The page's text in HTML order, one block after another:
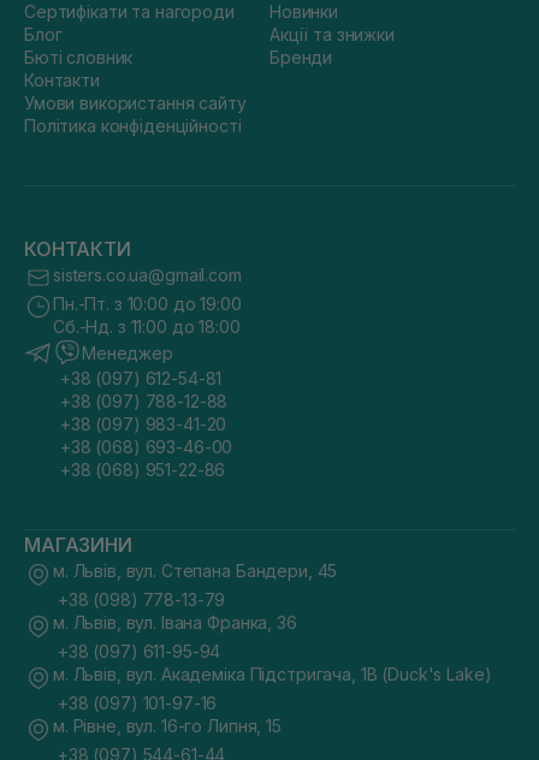
Сертифікати та нагороди
Блог
Бюті словник
Контакти
Умови використання сайту
Політика конфіденційності
Новинки
Акції та знижки
Бренди
КОНТАКТИ
sisters.co.ua@gmail.com
Пн.-Пт. з 10:00 до 19:00
Сб.-Нд. з 11:00 до 18:00
Менеджер
+38 (097) 612-54-81
+38 (097) 788-12-88
+38 (097) 983-41-20
+38 (068) 693-46-00
+38 (068) 951-22-86
МАГАЗИНИ
м. Львів, вул. Степана Бандери, 45
+38 (098) 778-13-79
м. Львів, вул. Івана Франка, 36
+38 (097) 611-95-94
м. Львів, вул. Академіка Підстригача, 1В (Duck's Lake)
+38 (097) 101-97-16
м. Рівне, вул. 16-го Липня, 15
+38 (097) 544-61-44